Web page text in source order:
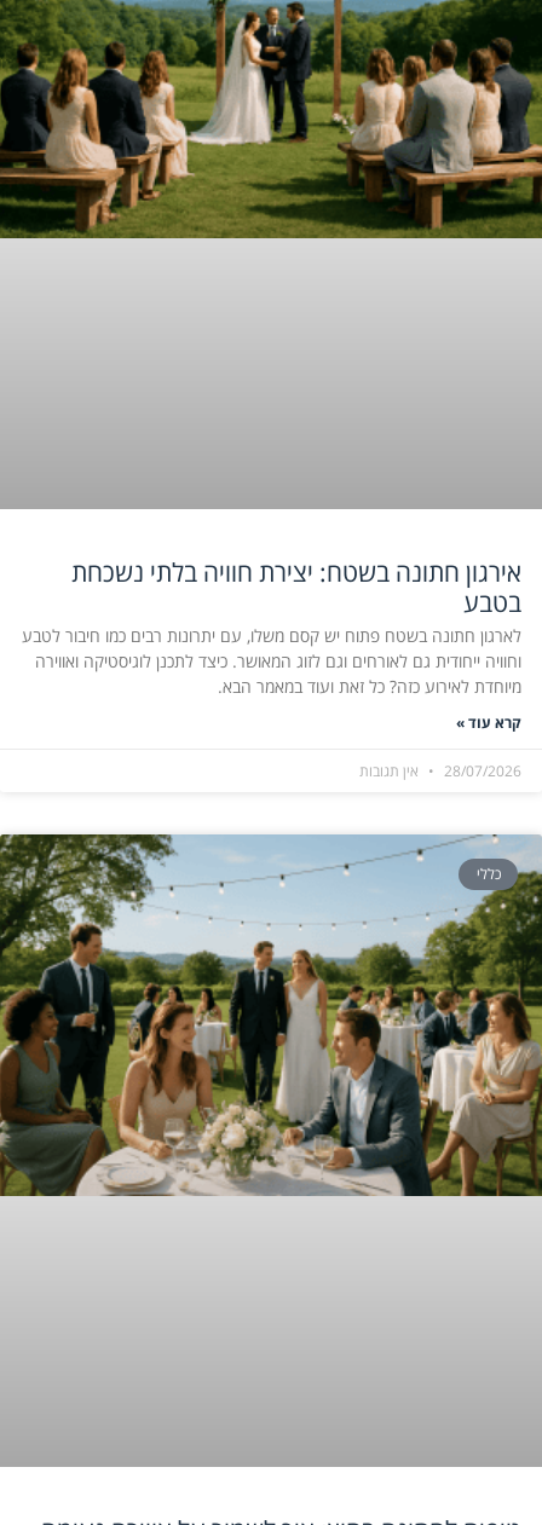
אירגון חתונה בשטח: יצירת חוויה בלתי נשכחת
בטבע
לארגון חתונה בשטח פתוח יש קסם משלו, עם יתרונות רבים כמו חיבור לטבע
וחוויה ייחודית גם לאורחים וגם לזוג המאושר. כיצד לתכנן לוגיסטיקה ואווירה
מיוחדת לאירוע כזה? כל זאת ועוד במאמר הבא.
קרא עוד »
28/07/2026 אין תגובות
כללי